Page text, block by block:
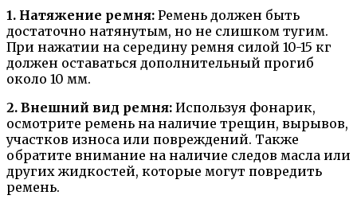
1. Натяжение ремня: Ремень должен быть
достаточно натянутым, но не слишком тугим.
При нажатии на середину ремня силой 10-15 кг
должен оставаться дополнительный прогиб
около 10 мм.
2. Внешний вид ремня: Используя фонарик,
осмотрите ремень на наличие трещин, вырывов,
участков износа или повреждений. Также
обратите внимание на наличие следов масла или
других жидкостей, которые могут повредить
ремень.